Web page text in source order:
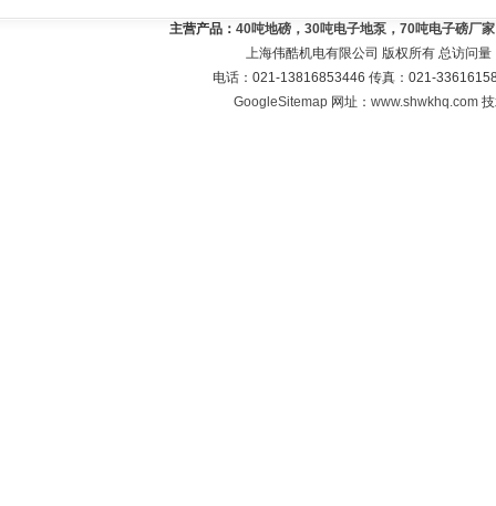
主营产品： 40吨地磅，30吨电子地泵，70吨电子磅厂
上海伟酷机电有限公司 版权所有 总访问量
电话：021-13816853446 传真：021-
GoogleSitemap 网址：www.shwkhq.com